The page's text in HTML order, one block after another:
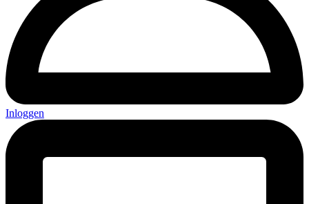
Inloggen